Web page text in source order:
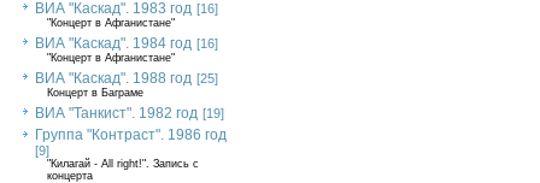
ВИА "Каскад". 1983 год [16]
"Концерт в Афганистане"
ВИА "Каскад". 1984 год [16]
"Концерт в Афганистане"
ВИА "Каскад". 1988 год [25]
Концерт в Баграме
ВИА "Танкист". 1982 год [19]
Группа "Контраст". 1986 год
[9]
"Килагай - All right!". Запись с
концерта